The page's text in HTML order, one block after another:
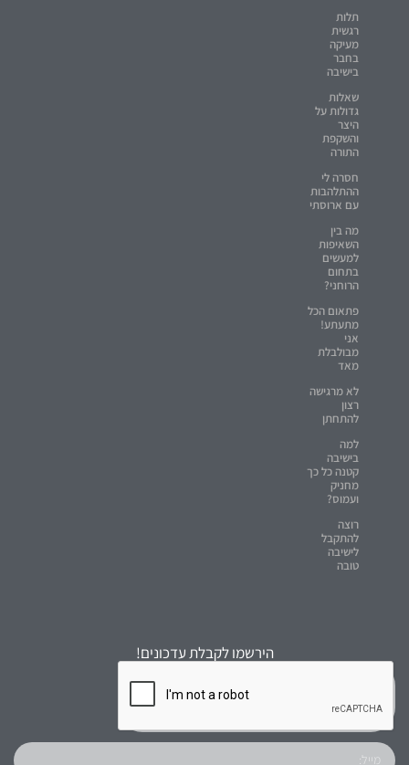
תלות
רגשית
מעיקה
בחבר
בישיבה
שאלות
גדולות על
היצר
והשקפת
התורה
חסרה לי
ההתלהבות
עם ארוסתי
מה בין
השאיפות
למעשים
בתחום
הרוחני?
פתאום הכל
מתעתע!
אני
מבולבלת
מאד
לא מרגישה
רצון
להתחתן
למה
בישיבה
קטנה כל כך
מחניק
ועמוס?
רוצה
להתקבל
לישיבה
טובה
הירשמו לקבלת עדכונים!